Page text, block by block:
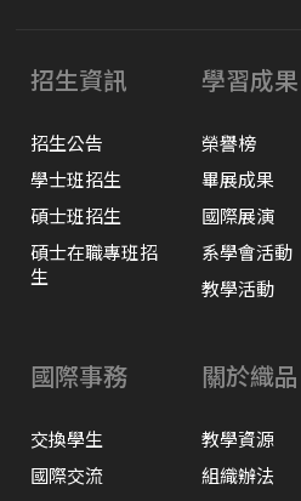
招生資訊
招生公告
學士班招生
碩士班招生
碩士在職專班招
生
學習成果
榮譽榜
畢展成果
國際展演
系學會活動
教學活動
國際事務
交換學生
國際交流
關於織品
教學資源
組織辦法